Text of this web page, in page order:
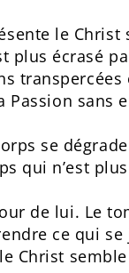
le Christ
plus écrasé
transpercées
Passion sans
se
qui n’est
de lui. Le
ce qui se
Christ